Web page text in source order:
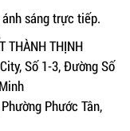
sáng trực tiếp.
THÀNH THỊNH
Số 1-3, Đường Số
Phước Tân,